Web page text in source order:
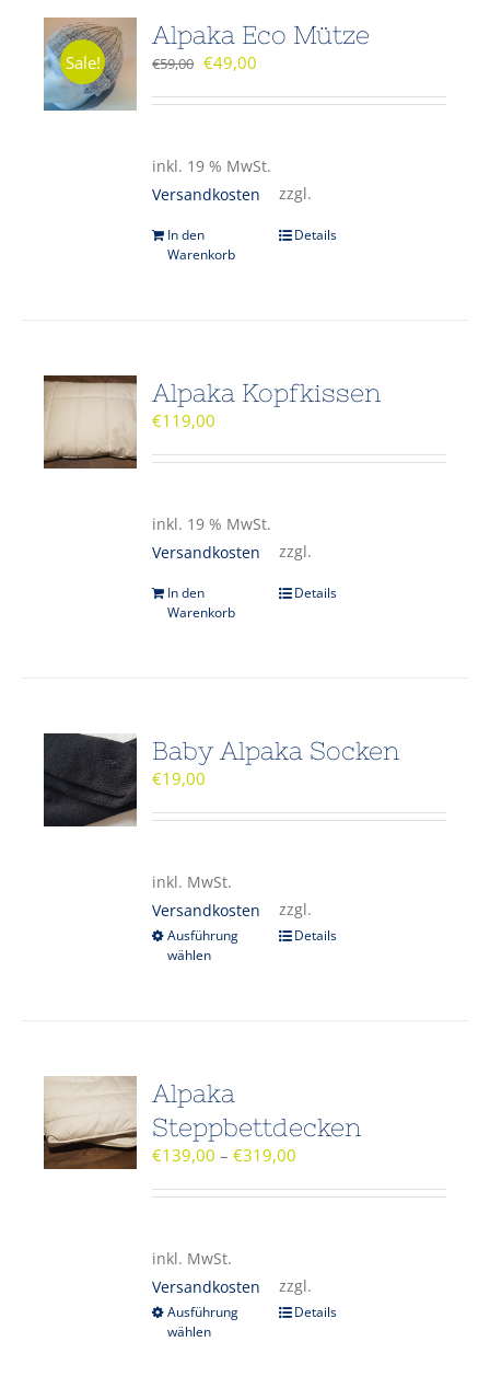
Sale!
Alpaka Eco Mütze
€59,00 €49,00
inkl. 19 % MwSt.
zzgl.
Versandkosten
In den
Warenkorb
Details
Alpaka Kopfkissen
€119,00
inkl. 19 % MwSt.
zzgl.
Versandkosten
In den
Warenkorb
Details
Baby Alpaka Socken
€19,00
inkl. MwSt.
zzgl.
Versandkosten
Ausführung
wählen
Details
Alpaka
Steppbettdecken
€139,00 –€319,00
inkl. MwSt.
zzgl.
Versandkosten
Ausführung
wählen
Details